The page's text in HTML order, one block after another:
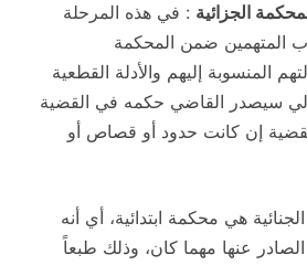
الجزائية : في هذه المرحلة
المتهمين ضمن المحكمة
المنسوبة إليهم والأدلة القطعية
سيصدر القاضي حكمه في القضية
إن كانت حدود أو قصاص أو
هي محكمة ابتدائية، أي أنه
عنها مهما كان، وذلك طبعاً